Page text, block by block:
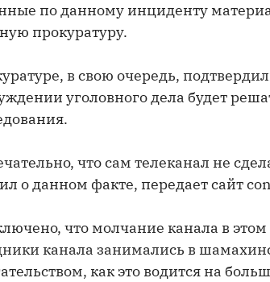
по данному инциденту
прокуратуру.
в свою очередь,
уголовного дела будет
что сам телеканал не
о данном факте, передает сайт
что молчание канала в этом
канала занимались в
как это водится на